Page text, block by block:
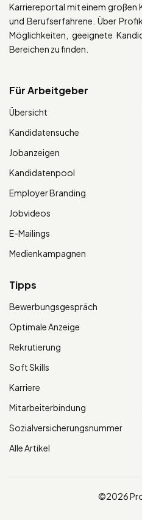
Karriereportal mit einem
und Berufserfahrene. Über
Möglichkeiten, geeignete
Bereichen zu finden.
Für Arbeitgeber
Übersicht
Kandidatensuche
Jobanzeigen
Kandidatenpool
Employer Branding
Jobvideos
E-Mailings
Medienkampagnen
Tipps
Bewerbungsgespräch
Optimale Anzeige
Rekrutierung
Soft Skills
Karriere
Mitarbeiterbindung
Sozialversicherungsnummer
Alle Artikel
©2026